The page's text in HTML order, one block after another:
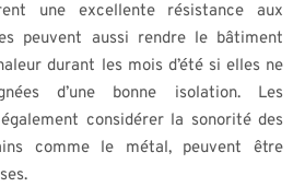
une excellente résistance aux
peuvent aussi rendre le bâtiment
durant les mois d’été si elles ne
d’une bonne isolation. Les
considérer la sonorité des
comme le métal, peuvent être